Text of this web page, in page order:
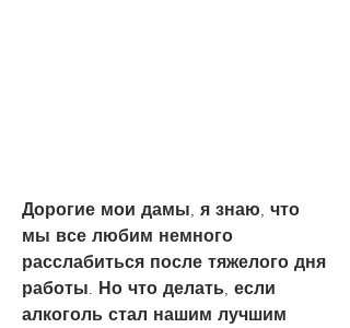
Дорогие мои дамы, я знаю, что
мы все любим немного
расслабиться после тяжелого дня
работы. Но что делать, если
алкоголь стал нашим лучшим